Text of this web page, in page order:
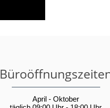
April - Oktober